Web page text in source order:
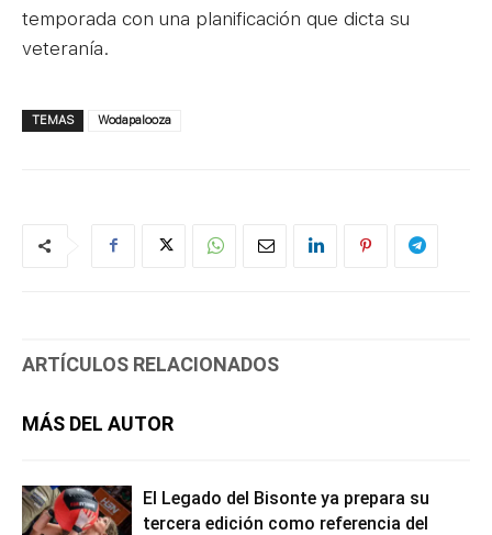
temporada con una planificación que dicta su
veteranía.
TEMAS Wodapalooza
ARTÍCULOS RELACIONADOS
MÁS DEL AUTOR
El Legado del Bisonte ya prepara su
tercera edición como referencia del